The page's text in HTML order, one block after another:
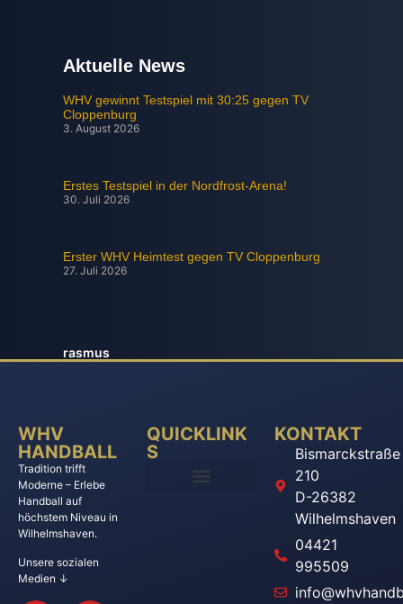
Aktuelle News
WHV gewinnt Testspiel mit 30:25 gegen TV
Cloppenburg
3. August 2026
Erstes Testspiel in der Nordfrost-Arena!
30. Juli 2026
Erster WHV Heimtest gegen TV Cloppenburg
27. Juli 2026
rasmus
WHV
HANDBALL
Tradition trifft
Moderne – Erlebe
Handball auf
höchstem Niveau in
Wilhelmshaven.
Unsere sozialen
Medien ↓
QUICKLINK
S
KONTAKT
Bismarckstraße
210
D-26382
Wilhelmshaven
04421
995509